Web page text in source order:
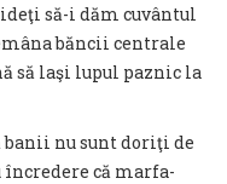
să-i dăm cuvântul
băncii centrale
să laşi lupul paznic la
banii nu sunt doriţi de
că marfa-